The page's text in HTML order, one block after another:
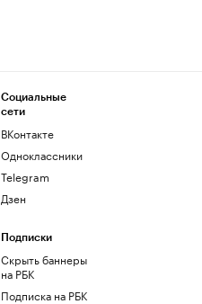
Социальные
сети
ВКонтакте
Одноклассники
Telegram
Дзен
Подписки
Скрыть баннеры
на РБК
Подписка на РБК